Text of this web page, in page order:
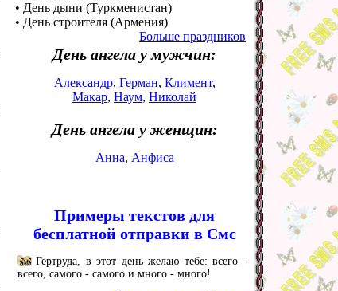
• День дыни (Туркменистан)
• День строителя (Армения)
Больше праздников
День ангела у мужчин:
Александр, Герман, Климент,
Макар, Наум, Николай
День ангела у женщин:
Анна, Анфиса
Примеры текстов для
бесплатной отправки в Смс
Гертруда, в этот день желаю тебе: всего -
всего, самого - самого и много - много!